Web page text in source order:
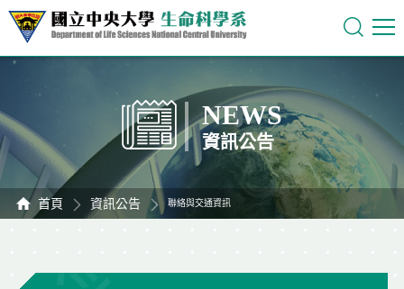
NEWS
資訊公告
首頁 資訊公告 聯絡與交通資訊